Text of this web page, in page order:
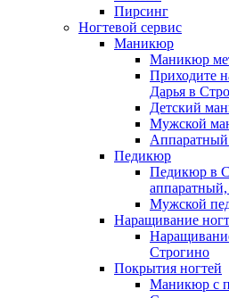
Пирсинг языка
Пирсинг ушей
Пирсинг носа
Септум
Прокол губы
Пирсинг пупка
Другие виды
Микродермал
Мужская косметология
Мужская
SMAS лифтинг
Плазмолифтинг
Плазмолифтинг
Плазмолифтинг
Уколы ботокса
Ксеомин
Пирсинг
Ногтевой сервис
Маникюр
Маникюр
Приходите
Дарья в
Детский
Мужской
Педикюр
Педикюр в
Мужской
Наращивание
Строгино
Покрытия ногтей
Маникюр с